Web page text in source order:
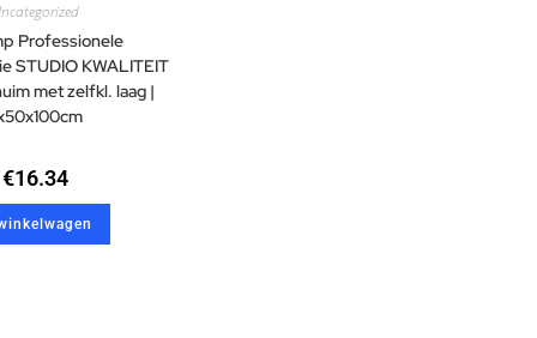
Professionele
STUDIO KWALITEIT
met zelfkl. laag |
€16.34